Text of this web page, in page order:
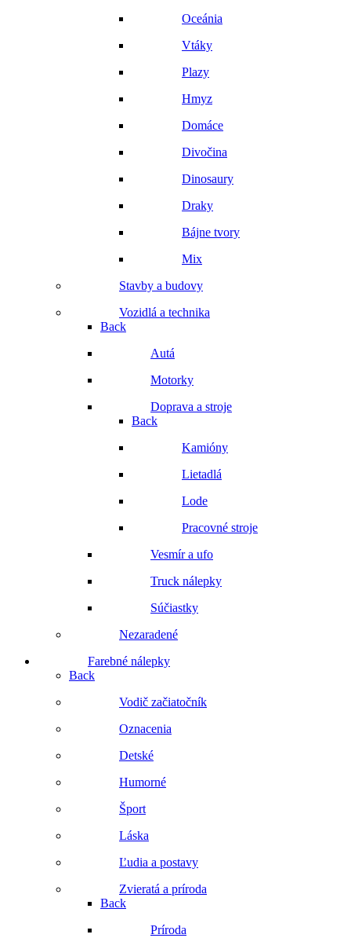
Oceánia
Vtáky
Plazy
Hmyz
Domáce
Divočina
Dinosaury
Draky
Bájne tvory
Mix
Stavby a budovy
Vozidlá a technika
Back
Autá
Motorky
Doprava a stroje
Back
Kamióny
Lietadlá
Lode
Pracovné stroje
Vesmír a ufo
Truck nálepky
Súčiastky
Nezaradené
Farebné nálepky
Back
Vodič začiatočník
Oznacenia
Detské
Humorné
Šport
Láska
Ľudia a postavy
Zvieratá a príroda
Back
Príroda